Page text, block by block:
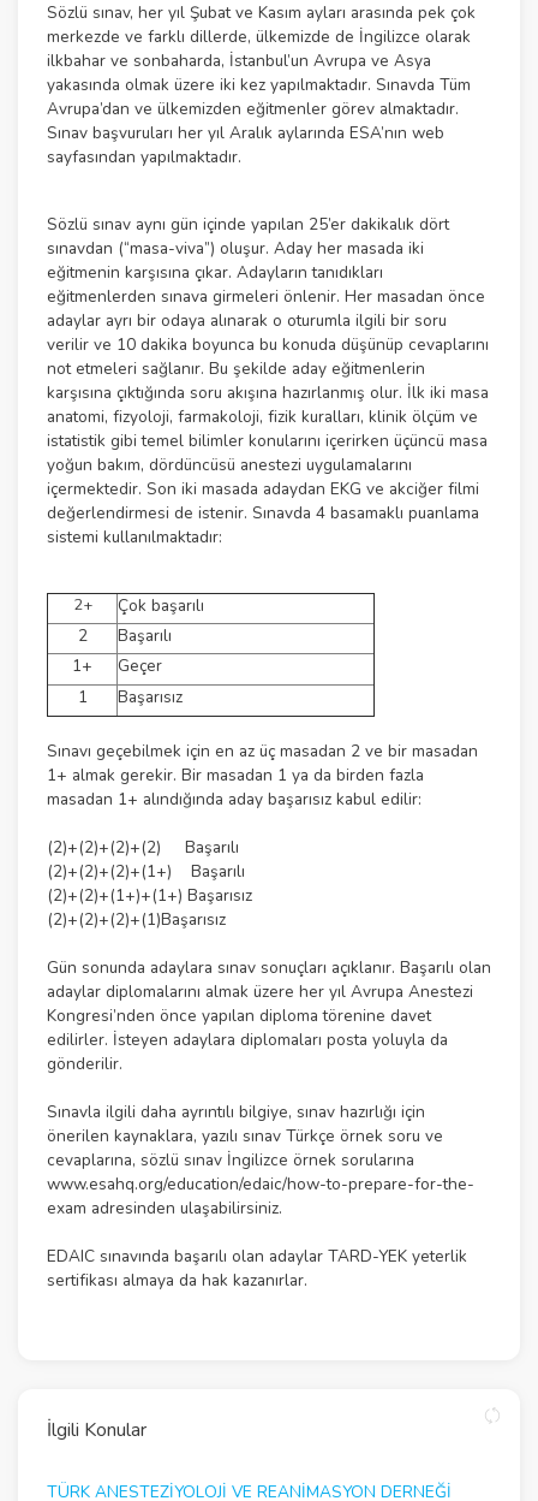
Sözlü sınav, her yıl Şubat ve Kasım ayları arasında pek çok
merkezde ve farklı dillerde, ülkemizde de İngilizce olarak
ilkbahar ve sonbaharda, İstanbul’un Avrupa ve Asya
yakasında olmak üzere iki kez yapılmaktadır. Sınavda Tüm
Avrupa’dan ve ülkemizden eğitmenler görev almaktadır.
Sınav başvuruları her yıl Aralık aylarında ESA’nın web
sayfasından yapılmaktadır.
Sözlü sınav aynı gün içinde yapılan 25’er dakikalık dört
sınavdan (“masa-viva”) oluşur. Aday her masada iki
eğitmenin karşısına çıkar. Adayların tanıdıkları
eğitmenlerden sınava girmeleri önlenir. Her masadan önce
adaylar ayrı bir odaya alınarak o oturumla ilgili bir soru
verilir ve 10 dakika boyunca bu konuda düşünüp cevaplarını
not etmeleri sağlanır. Bu şekilde aday eğitmenlerin
karşısına çıktığında soru akışına hazırlanmış olur. İlk iki masa
anatomi, fizyoloji, farmakoloji, fizik kuralları, klinik ölçüm ve
istatistik gibi temel bilimler konularını içerirken üçüncü masa
yoğun bakım, dördüncüsü anestezi uygulamalarını
içermektedir. Son iki masada adaydan EKG ve akciğer filmi
değerlendirmesi de istenir. Sınavda 4 basamaklı puanlama
sistemi kullanılmaktadır:
2+
Çok başarılı
2
Başarılı
1+
Geçer
1
Başarısız
Sınavı geçebilmek için en az üç masadan 2 ve bir masadan
1+ almak gerekir. Bir masadan 1 ya da birden fazla
masadan 1+ alındığında aday başarısız kabul edilir:
(2)+(2)+(2)+(2) Başarılı
(2)+(2)+(2)+(1+) Başarılı
(2)+(2)+(1+)+(1+) Başarısız
(2)+(2)+(2)+(1)Başarısız
Gün sonunda adaylara sınav sonuçları açıklanır. Başarılı olan
adaylar diplomalarını almak üzere her yıl Avrupa Anestezi
Kongresi’nden önce yapılan diploma törenine davet
edilirler. İsteyen adaylara diplomaları posta yoluyla da
gönderilir.
Sınavla ilgili daha ayrıntılı bilgiye, sınav hazırlığı için
önerilen kaynaklara, yazılı sınav Türkçe örnek soru ve
cevaplarına, sözlü sınav İngilizce örnek sorularına
www.esahq.org/education/edaic/how-to-prepare-for-the-
exam adresinden ulaşabilirsiniz.
EDAIC sınavında başarılı olan adaylar TARD-YEK yeterlik
sertifikası almaya da hak kazanırlar.
İlgili Konular
TÜRK ANESTEZİYOLOJİ VE REANİMASYON DERNEĞİ